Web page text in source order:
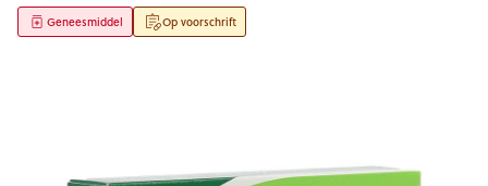
Op voorschrift
Geneesmiddel